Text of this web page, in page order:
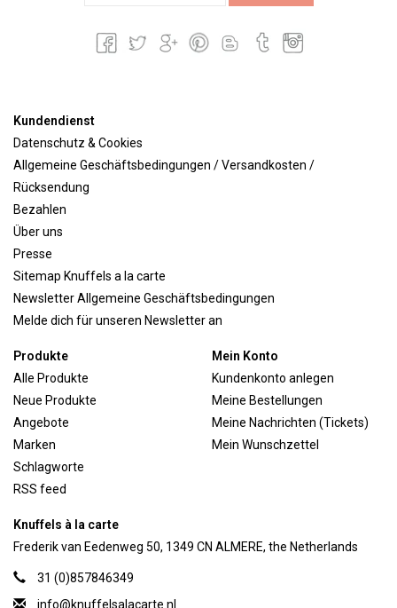
Kundendienst
Datenschutz & Cookies
Allgemeine Geschäftsbedingungen / Versandkosten /
Rücksendung
Bezahlen
Über uns
Presse
Sitemap Knuffels a la carte
Newsletter Allgemeine Geschäftsbedingungen
Melde dich für unseren Newsletter an
Produkte
Alle Produkte
Neue Produkte
Angebote
Marken
Schlagworte
RSS feed
Mein Konto
Kundenkonto anlegen
Meine Bestellungen
Meine Nachrichten (Tickets)
Mein Wunschzettel
Knuffels à la carte
Frederik van Eedenweg 50, 1349 CN ALMERE, the Netherlands
31 (0)857846349
info@knuffelsalacarte.nl